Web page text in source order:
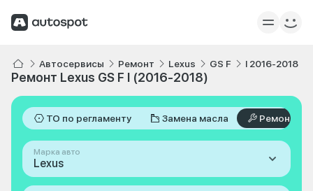
Автосервисы Ремонт Lexus GS F I 2016-2018
Ремонт Lexus GS F I (2016-2018)
ТО по регламенту Замена масла Ремонт
Марка авто
Lexus